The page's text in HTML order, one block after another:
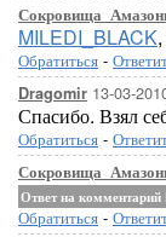
MILEDI_BLACK
Обратиться -
Dragomir 13-03-
Спасибо. Взял
Обратиться -
Ответ на
Обратиться -